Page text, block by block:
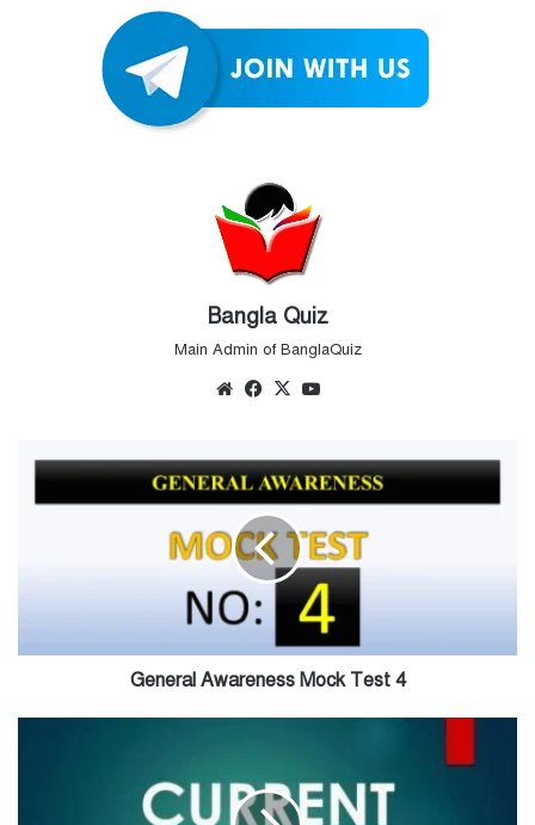
Bangla Quiz
Main Admin of BanglaQuiz
WebsiteFacebook
X
Awareness
Mock
General Awareness Mock Test 4